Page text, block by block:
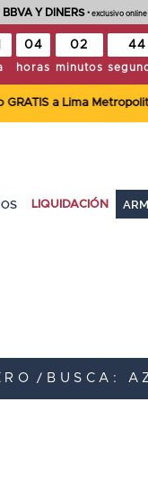
Y DINERS * exclusivo online
04
horas
02
minutos
44
a Lima
LIQUIDACIÓN
BUSCA: